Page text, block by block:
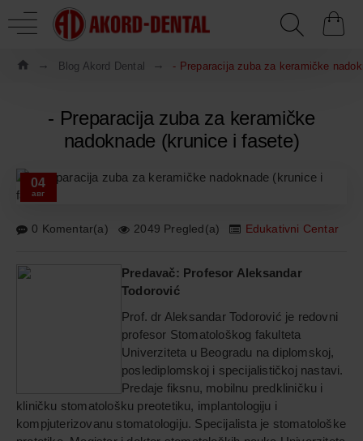
Blog Akord Dental - Preparacija zuba za keramičke
- Preparacija zuba za keramičke
nadoknade (krunice i fasete)
04
авг
0 Komentar(a) 2049 Pregled(a) Edukativni Centar
Predavač: Profesor Aleksandar
Todorović
Prof. dr Aleksandar Todorović je redovni
profesor Stomatološkog fakulteta
Univerziteta u Beogradu na diplomskoj,
poslediplomskoj i specijalističkoj nastavi.
Predaje fiksnu, mobilnu predkliničku i
kliničku stomatološku preotetiku, implantologiju i
kompjuterizovanu stomatologiju. Specijalista je stomatološke